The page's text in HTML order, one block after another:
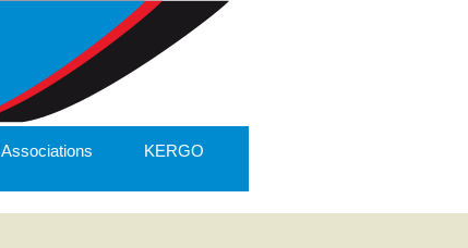
Associations KERGO